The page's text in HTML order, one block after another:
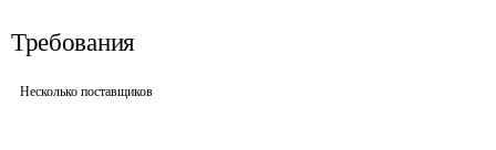
Требования
Несколько поставщиков